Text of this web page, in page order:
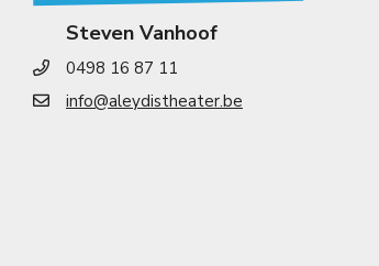
Steven Vanhoof
0498 16 87 11
info@aleydistheater.be